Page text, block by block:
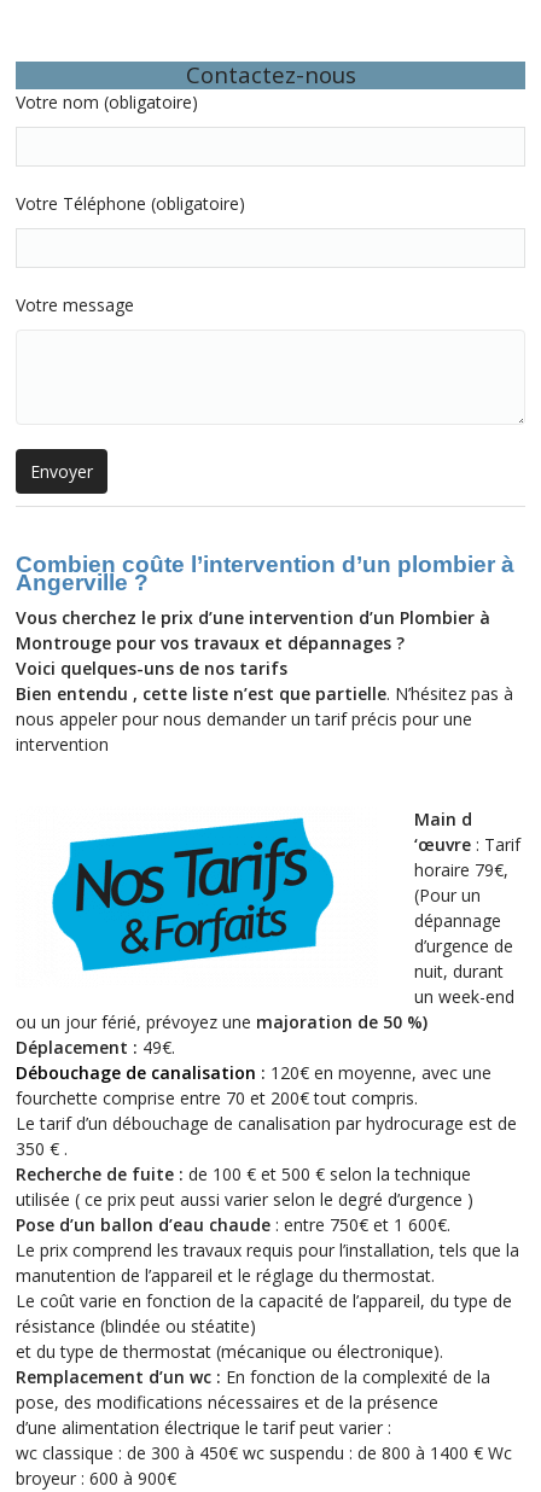
Contactez-nous
Votre nom (obligatoire)
Votre Téléphone (obligatoire)
Votre message
Combien coûte l’intervention d’un plombier à
Angerville ?
Vous cherchez le prix d’une intervention d’un Plombier à
Montrouge pour vos travaux et dépannages ?
Voici quelques-uns de nos tarifs
Bien entendu , cette liste n’est que partielle. N’hésitez pas à
nous appeler pour nous demander un tarif précis pour une
intervention
Main d
‘œuvre : Tarif
horaire 79€,
(Pour un
dépannage
d’urgence de
nuit, durant
un week-end
ou un jour férié, prévoyez une majoration de 50 %)
Déplacement : 49€.
Débouchage de canalisation : 120€ en moyenne, avec une
fourchette comprise entre 70 et 200€ tout compris.
Le tarif d’un débouchage de canalisation par hydrocurage est de
350 € .
Recherche de fuite : de 100 € et 500 € selon la technique
utilisée ( ce prix peut aussi varier selon le degré d’urgence )
Pose d’un ballon d’eau chaude : entre 750€ et 1 600€.
Le prix comprend les travaux requis pour l’installation, tels que la
manutention de l’appareil et le réglage du thermostat.
Le coût varie en fonction de la capacité de l’appareil, du type de
résistance (blindée ou stéatite)
et du type de thermostat (mécanique ou électronique).
Remplacement d’un wc : En fonction de la complexité de la
pose, des modifications nécessaires et de la présence
d’une alimentation électrique le tarif peut varier :
wc classique : de 300 à 450€ wc suspendu : de 800 à 1400 € Wc
broyeur : 600 à 900€